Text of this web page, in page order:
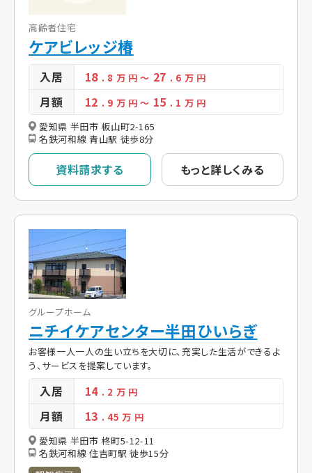
高齢者住宅
ケアビレッジ椿
入居 18 . 8 万 円～ 27 . 6 万 円
月額 12 . 9 万 円～ 15 . 1 万 円
愛知県 半田市 板山町2-165
名鉄河和線 青山駅 徒歩8分
資料請求する もっと詳しくみる
グループホーム
ニチイケアセンター半田ひいらぎ
お客様一人一人の生い立ちを大切に、充実した生活ができるよ
う、サービスを提案しています。
入居 14 . 2 万 円
月額 13 . 45万 円
愛知県 半田市 柊町5-12-11
名鉄河和線 住吉町駅 徒歩15分